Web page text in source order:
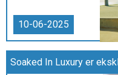
10-06-2025